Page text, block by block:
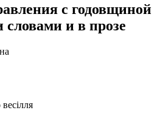
с годовщиной
и в прозе